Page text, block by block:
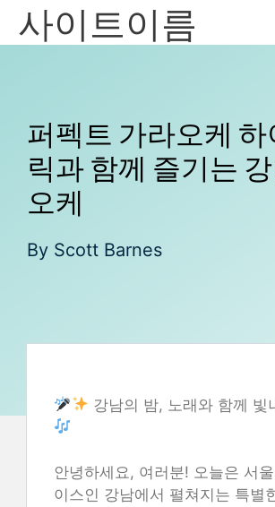
Skip사이트이름
퍼펙트 가라오케
릭과 함께 즐기는
오케
By Scott Barnes
강남의 밤, 노래와 함께 빛
안녕하세요, 여러분! 오늘은 서
이스인 강남에서 펼쳐지는 특별